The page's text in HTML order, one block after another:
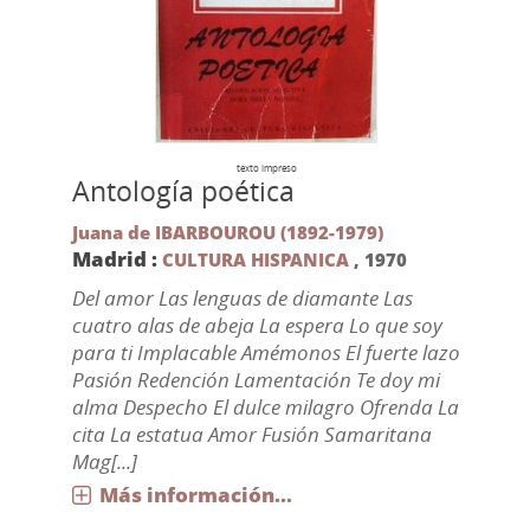
texto impreso
Antología poética
Juana de IBARBOUROU (1892-1979)
Madrid : CULTURA HISPANICA, 1970
Del amor Las lenguas de diamante Las
cuatro alas de abeja La espera Lo que soy
para ti Implacable Amémonos El fuerte lazo
Pasión Redención Lamentación Te doy mi
alma Despecho El dulce milagro Ofrenda La
cita La estatua Amor Fusión Samaritana
Mag[...]
Más información...